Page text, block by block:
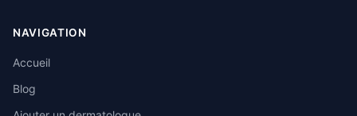
NAVIGATION
Accueil
Blog